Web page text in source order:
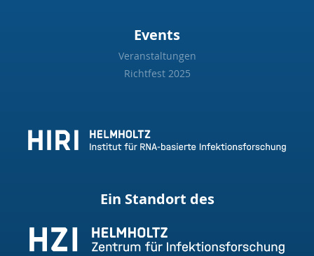
Events
Veranstaltungen
Richtfest 2025
Ein Standort des